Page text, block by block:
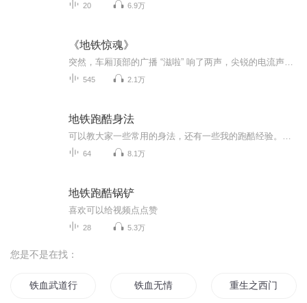
20 6.9万
《地铁惊魂》
545 2.1万
地铁跑酷身法
64 8.1万
地铁跑酷锅铲
喜欢可以给视频点点赞
28 5.3万
您是不是在找：
铁血武道行 铁血无情 重生之西门庆